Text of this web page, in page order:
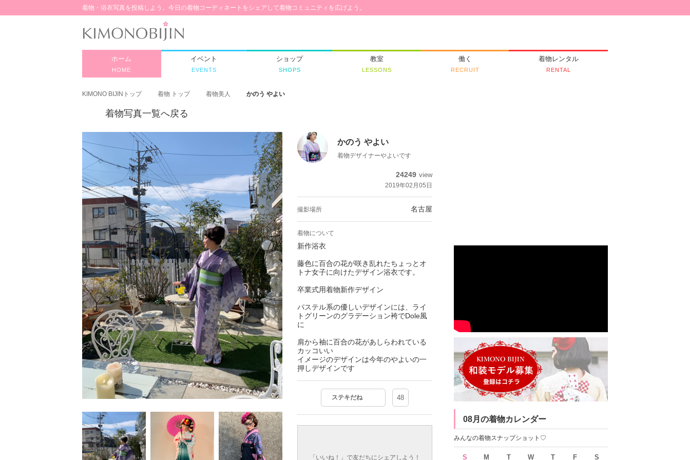
着物・浴衣写真を投稿しよう。今日の着物コーディネートをシェアして着物コミュニティを広げよう。
ホーム
HOME
イベント
EVENTS
ショップ
SHOPS
教室
LESSONS
働く
RECRUIT
着物レンタル
RENTAL
KIMONO BIJINトップ 着物 トップ 着物美人 かのう やよい
着物写真一覧へ戻る
かのう やよい
着物デザイナーやよいです
24249 view
2019年02月05日
撮影場所 名古屋
着物について
新作浴衣
藤色に百合の花が咲き乱れたちょっとオ
トナ女子に向けたデザイン浴衣です。
卒業式用着物新作デザイン
パステル系の優しいデザインには、ライ
トグリーンのグラデーション袴でDole風
に
肩から袖に百合の花があしらわれている
カッコいい
イメージのデザインは今年のやよいの一
押しデザインです
ステキだね 48
「いいね！」で友だちにシェアしよう！
08月の着物カレンダー
みんなの着物スナップショット♡
S M T W T F S